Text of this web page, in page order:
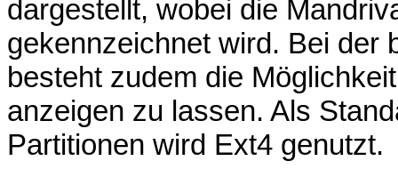
dargestellt, wobei die
gekennzeichnet wird. Bei der
besteht zudem die
anzeigen zu lassen. Als
Partitionen wird Ext4 genutzt.